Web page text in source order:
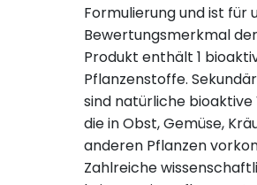
Formulierung und ist für
Bewertungsmerkmal
Produkt enthält 1
Pflanzenstoffe.
sind natürliche bioaktive
die in Obst, Gemüse,
anderen Pflanzen
Zahlreiche